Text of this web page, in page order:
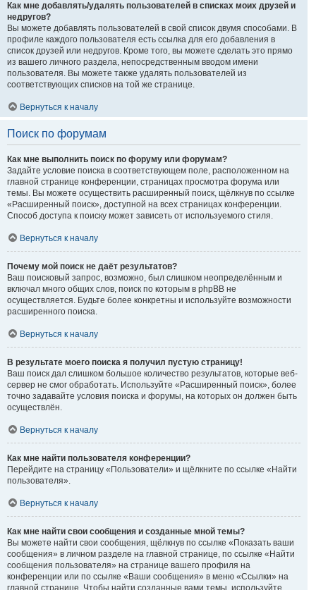
Как мне добавлять/удалять пользователей в списках моих друзей и
недругов?
Вы можете добавлять пользователей в свой список двумя способами. В
профиле каждого пользователя есть ссылка для его добавления в
список друзей или недругов. Кроме того, вы можете сделать это прямо
из вашего личного раздела, непосредственным вводом имени
пользователя. Вы можете также удалять пользователей из
соответствующих списков на той же странице.
Вернуться к началу
Поиск по форумам
Как мне выполнить поиск по форуму или форумам?
Задайте условие поиска в соответствующем поле, расположенном на
главной странице конференции, страницах просмотра форума или
темы. Вы можете осуществить расширенный поиск, щёлкнув по ссылке
«Расширенный поиск», доступной на всех страницах конференции.
Способ доступа к поиску может зависеть от используемого стиля.
Вернуться к началу
Почему мой поиск не даёт результатов?
Ваш поисковый запрос, возможно, был слишком неопределённым и
включал много общих слов, поиск по которым в phpBB не
осуществляется. Будьте более конкретны и используйте возможности
расширенного поиска.
Вернуться к началу
В результате моего поиска я получил пустую страницу!
Ваш поиск дал слишком большое количество результатов, которые веб-
сервер не смог обработать. Используйте «Расширенный поиск», более
точно задавайте условия поиска и форумы, на которых он должен быть
осуществлён.
Вернуться к началу
Как мне найти пользователя конференции?
Перейдите на страницу «Пользователи» и щёлкните по ссылке «Найти
пользователя».
Вернуться к началу
Как мне найти свои сообщения и созданные мной темы?
Вы можете найти свои сообщения, щёлкнув по ссылке «Показать ваши
сообщения» в личном разделе на главной странице, по ссылке «Найти
сообщения пользователя» на странице вашего профиля на
конференции или по ссылке «Ваши сообщения» в меню «Ссылки» на